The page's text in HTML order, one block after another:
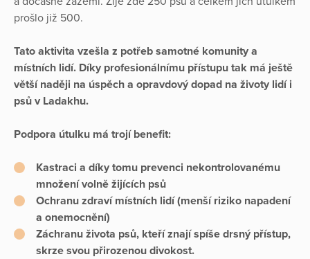
prošlo již 500.
Tato aktivita vzešla z potřeb samotné komunity a
místních lidí. Díky profesionálnímu přístupu tak má ještě
větší naději na úspěch a opravdový dopad na životy lidí i
psů v Ladakhu.
Podpora útulku má trojí benefit:
Kastraci a díky tomu prevenci nekontrolovanému
množení volně žijících psů
Ochranu zdraví místních lidí (menší riziko napadení
a onemocnění)
Záchranu života psů, kteří znají spíše drsný přístup,
skrze svou přirozenou divokost.